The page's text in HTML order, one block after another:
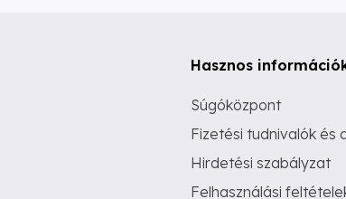
Hasznos
Súgóközpont
Fizetési tudnivalók és
Hirdetési szabályzat
Felhasználási